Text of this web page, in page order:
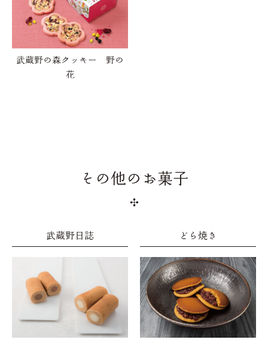
武蔵野の森クッキー 野の
花
その他のお菓子
武蔵野日誌 どら焼き